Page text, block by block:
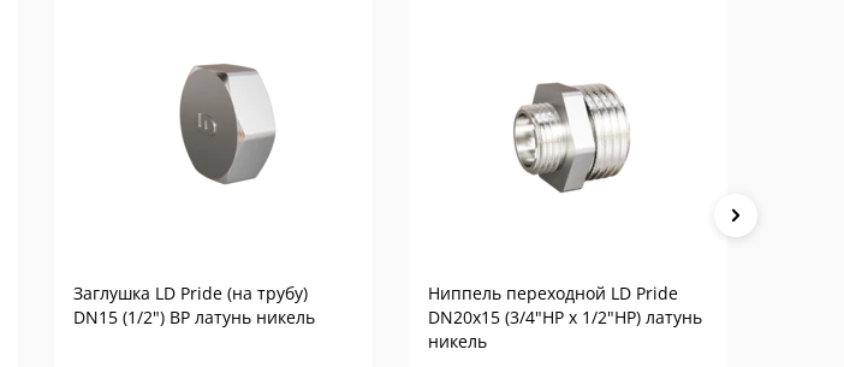
Заглушка LD Pride (на трубу)
DN15 (1/2") ВР латунь никель
Ниппель переходной LD Pride
DN20х15 (3/4"НР х 1/2"НР) латунь
никель